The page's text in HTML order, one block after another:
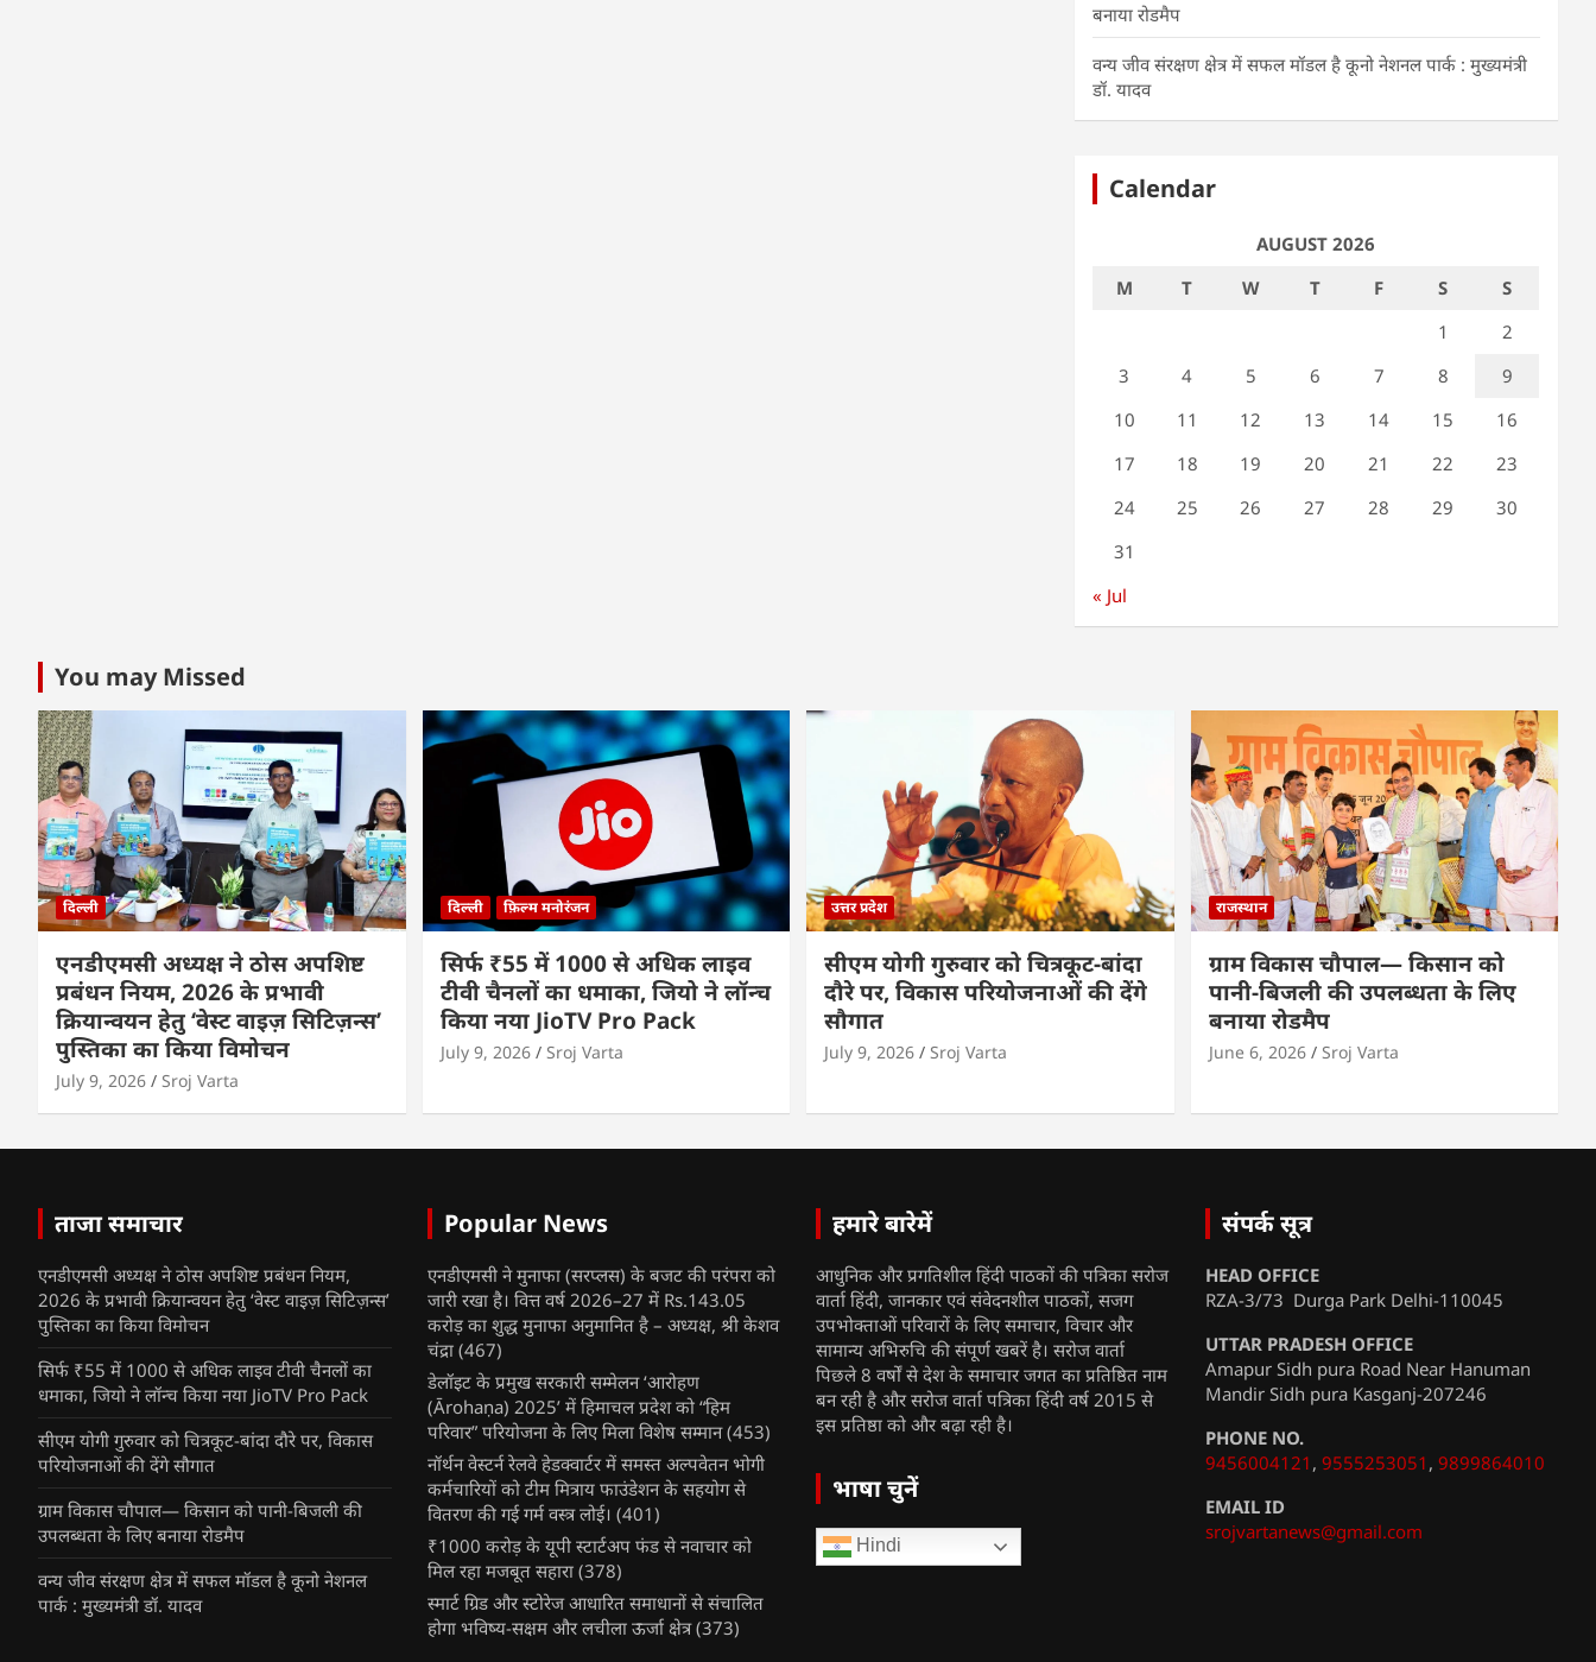
बनाया रोडमैप
वन्य जीव संरक्षण क्षेत्र में सफल मॉडल है कूनो नेशनल पार्क : मुख्यमंत्री
डॉ. यादव
Calendar
AUGUST 2026
M
T W T F S
S
1
2
3
4 5 6 7 8
9
10
11 12 13 14 15
16
17
18 19 20 21 22
23
24
25 26 27 28 29
30
31
« Jul
You may Missed
दिल्ली
एनडीएमसी अध्यक्ष ने ठोस अपशिष्ट
प्रबंधन नियम, 2026 के प्रभावी
क्रियान्वयन हेतु ‘वेस्ट वाइज़ सिटिज़न्स’
पुस्तिका का किया विमोचन
July 9, 2026 Sroj Varta
दिल्ली फ़िल्म मनोरंजन
सिर्फ ₹55 में 1000 से अधिक लाइव
टीवी चैनलों का धमाका, जियो ने लॉन्च
किया नया JioTV Pro Pack
July 9, 2026 Sroj Varta
उत्तर प्रदेश
सीएम योगी गुरुवार को चित्रकूट-बांदा
दौरे पर, विकास परियोजनाओं की देंगे
सौगात
July 9, 2026 Sroj Varta
राजस्थान
ग्राम विकास चौपाल— किसान को
पानी-बिजली की उपलब्धता के लिए
बनाया रोडमैप
June 6, 2026 Sroj Varta
ताजा समाचार
एनडीएमसी अध्यक्ष ने ठोस अपशिष्ट प्रबंधन नियम,
2026 के प्रभावी क्रियान्वयन हेतु ‘वेस्ट वाइज़ सिटिज़न्स’
पुस्तिका का किया विमोचन
सिर्फ ₹55 में 1000 से अधिक लाइव टीवी चैनलों का
धमाका, जियो ने लॉन्च किया नया JioTV Pro Pack
सीएम योगी गुरुवार को चित्रकूट-बांदा दौरे पर, विकास
परियोजनाओं की देंगे सौगात
ग्राम विकास चौपाल— किसान को पानी-बिजली की
उपलब्धता के लिए बनाया रोडमैप
वन्य जीव संरक्षण क्षेत्र में सफल मॉडल है कूनो नेशनल
पार्क : मुख्यमंत्री डॉ. यादव
Popular News
एनडीएमसी ने मुनाफा (सरप्लस) के बजट की परंपरा को
जारी रखा है। वित्त वर्ष 2026–27 में Rs.143.05
करोड़ का शुद्ध मुनाफा अनुमानित है – अध्यक्ष, श्री केशव
चंद्रा (467)
डेलॉइट के प्रमुख सरकारी सम्मेलन ‘आरोहण
(Ārohaṇa) 2025’ में हिमाचल प्रदेश को “हिम
परिवार” परियोजना के लिए मिला विशेष सम्मान (453)
नॉर्थन वेस्टर्न रेलवे हेडक्वार्टर में समस्त अल्पवेतन भोगी
कर्मचारियों को टीम मित्राय फाउंडेशन के सहयोग से
वितरण की गई गर्म वस्त्र लोई। (401)
₹1000 करोड़ के यूपी स्टार्टअप फंड से नवाचार को
मिल रहा मजबूत सहारा (378)
स्मार्ट ग्रिड और स्टोरेज आधारित समाधानों से संचालित
होगा भविष्य-सक्षम और लचीला ऊर्जा क्षेत्र (373)
हमारे बारेमें
आधुनिक और प्रगतिशील हिंदी पाठकों की पत्रिका सरोज
वार्ता हिंदी, जानकार एवं संवेदनशील पाठकों, सजग
उपभोक्ताओं परिवारों के लिए समाचार, विचार और
सामान्य अभिरुचि की संपूर्ण खबरें है। सरोज वार्ता
पिछले 8 वर्षों से देश के समाचार जगत का प्रतिष्ठित नाम
बन रही है और सरोज वार्ता पत्रिका हिंदी वर्ष 2015 से
इस प्रतिष्ठा को और बढ़ा रही है।
भाषा चुनें
Hindi
संपर्क सूत्र
HEAD OFFICE
RZA-3/73 Durga Park Delhi-110045
UTTAR PRADESH OFFICE
Amapur Sidh pura Road Near Hanuman
Mandir Sidh pura Kasganj-207246
PHONE NO.
9456004121 , 9555253051 , 9899864010
EMAIL ID
srojvartanews@gmail.com